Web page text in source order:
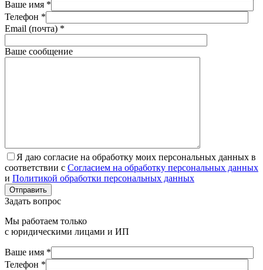
Ваше имя *
Телефон *
Email (почта) *
Ваше сообщение
Я даю согласие на обработку моих персональных данных в
соответствии с Согласием на обработку персональных данных
и Политикой обработки персональных данных
Отправить
Задать вопрос
Мы работаем только
с юридическими лицами и ИП
Ваше имя *
Телефон *